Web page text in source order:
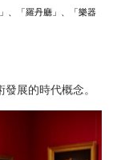
、「羅丹廳」、「樂器
展的時代概念。